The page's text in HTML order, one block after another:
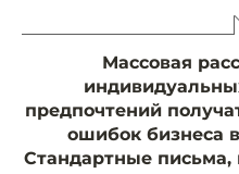
Массовая
предпочтений
ошибок бизнеса
Стандартные письма,